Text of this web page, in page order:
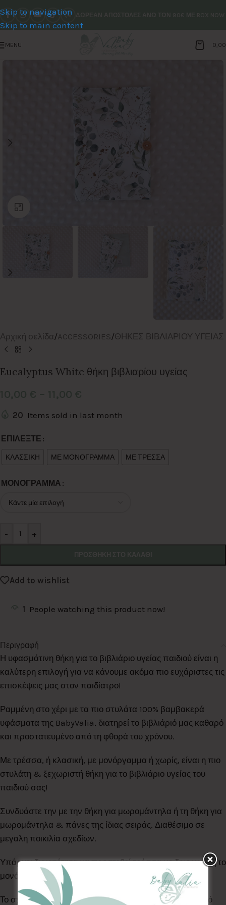
Skip to navigation
Skip to main content
MENU
Αρχική σελίδα/ACCESSORIES/ΘΗΚΕΣ ΒΙΒΛΙΑΡΙΟΥ ΥΓΕΙΑΣ
Eucalyptus White θήκη βιβλιαρίου υγείας
20 Items sold in last month
ΕΠΙΛΕΞΤΕ
ΚΛΑΣΣΙΚΗ ΜΕ ΜΟΝΟΓΡΑΜΜΑ ΜΕ ΤΡΕΣΣΑ
ΜΟΝΟΓΡΑΜΜΑ
- +
Alternative:
Add to wishlist
1 People watching this product now!
Περιγραφή
Η υφασμάτινη θήκη για το βιβλιάριο υγείας παιδιού είναι η
καλύτερη επιλογή για να κάνουμε ακόμα πιο ευχάριστες τις
επισκέψεις μας στον παιδίατρο!
Ραμμένη στο χέρι με τα πιο στυλάτα 100% βαμβακερά
υφάσματα της BabyValia, διατηρεί το βιβλιάριό μας καθαρό
και προστατευμένο από τη φθορά του χρόνου.
Με τρέσσα, ή κλασική, με μονόργαμμα ή χωρίς, είναι η πιο
στυλάτη & ξεχωριστή θήκη για το βιβλιάριο υγείας του
παιδιού σας!
Συνδυάστε την με την θήκη για μωρομάντηλα ή τη θήκη για
μωρομάντηλα & πάνες της ίδιας σειράς. Διαθέσιμο σε
μεγαλη ποικιλία σχεδίων.
Υπάρχει δυνατότητα να προστεθεί τρέσσα με διχρωμία ή το
μονόγραμμα του παιδιού.
Το σχέδιο στο εσωτερικό συνδυάζεται & επιλέγεται από